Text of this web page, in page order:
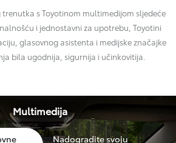
trenutka s Toyotinom multimedijom sljedeće
i jednostavni za upotrebu, Toyotini
glasovnog asistenta i medijske značajke
bila ugodnija, sigurnija i učinkovitija.
Multimedija
Nadogradite svoju